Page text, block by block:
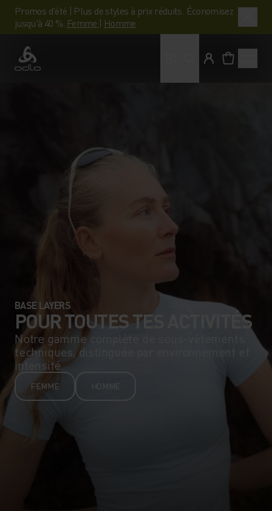
Promos d'été | Plus de styles à prix réduits. Économisez
jusqu'à 40 %. Femme | Homme
Odlo
BASE LAYERS
POUR TOUTES TES ACTIVITÉS
Notre gamme complète de sous-vêtements
techniques, distinguée par environnement et
intensité.
FEMME HOMME